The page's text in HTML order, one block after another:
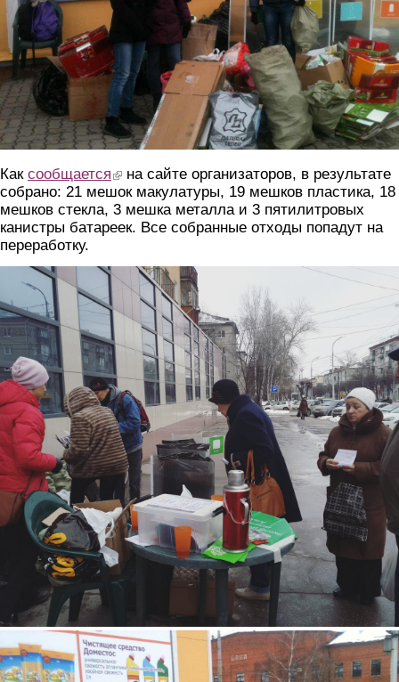
Как сообщается (link is external)
на сайте организаторов, в результате
собрано: 21 мешок макулатуры, 19 мешков пластика, 18
мешков стекла, 3 мешка металла и 3 пятилитровых
канистры батареек. Все собранные отходы попадут на
переработку.
2.jpg
4.jpg